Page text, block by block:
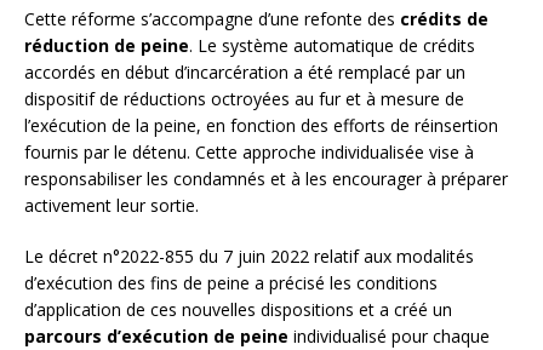
Cette réforme s’accompagne d’une refonte des crédits de
réduction de peine. Le système automatique de crédits
accordés en début d’incarcération a été remplacé par un
dispositif de réductions octroyées au fur et à mesure de
l’exécution de la peine, en fonction des efforts de réinsertion
fournis par le détenu. Cette approche individualisée vise à
responsabiliser les condamnés et à les encourager à préparer
activement leur sortie.
Le décret n°2022-855 du 7 juin 2022 relatif aux modalités
d’exécution des fins de peine a précisé les conditions
d’application de ces nouvelles dispositions et a créé un
parcours d’exécution de peine individualisé pour chaque